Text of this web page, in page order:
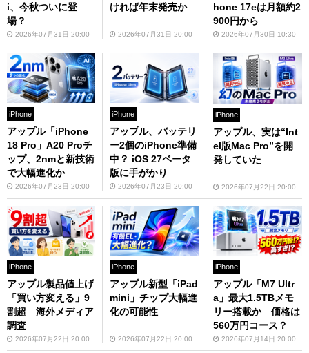
i、今秋ついに登
場？
2026年07月31日 20:00
ければ年末発売か
2026年07月31日 20:00
hone 17eは月額約2
900円から
2026年07月30日 10:30
iPhone
アップル「iPhone
18 Pro」A20 Proチ
ップ、2nmと新技術
で大幅進化か
2026年07月23日 20:00
iPhone
アップル、バッテリ
ー2個のiPhone準備
中？ iOS 27ベータ
版に手がかり
2026年07月23日 20:00
iPhone
アップル、実は“Int
el版Mac Pro”を開
発していた
2026年07月22日 20:00
iPhone
アップル製品値上げ
「買い方変える」9
割超 海外メディア
調査
2026年07月22日 20:00
iPhone
アップル新型「iPad
mini」チップ大幅進
化の可能性
2026年07月22日 20:00
iPhone
アップル「M7 Ultr
a」最大1.5TBメモ
リー搭載か 価格は
560万円コース？
2026年07月14日 20:00